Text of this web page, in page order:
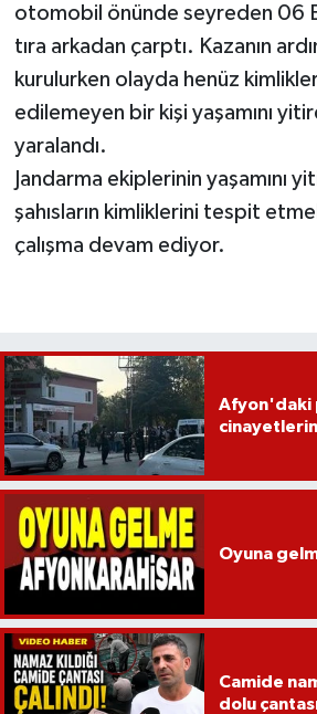
otomobil önünde seyreden 06
tıra arkadan çarptı. Kazanın
kurulurken olayda henüz
edilemeyen bir kişi yaşamını
yaralandı.
Jandarma ekiplerinin yaşamını
şahısların kimliklerini tespit
çalışma devam ediyor.
Afyon'daki
Oyuna
Camide
dolu